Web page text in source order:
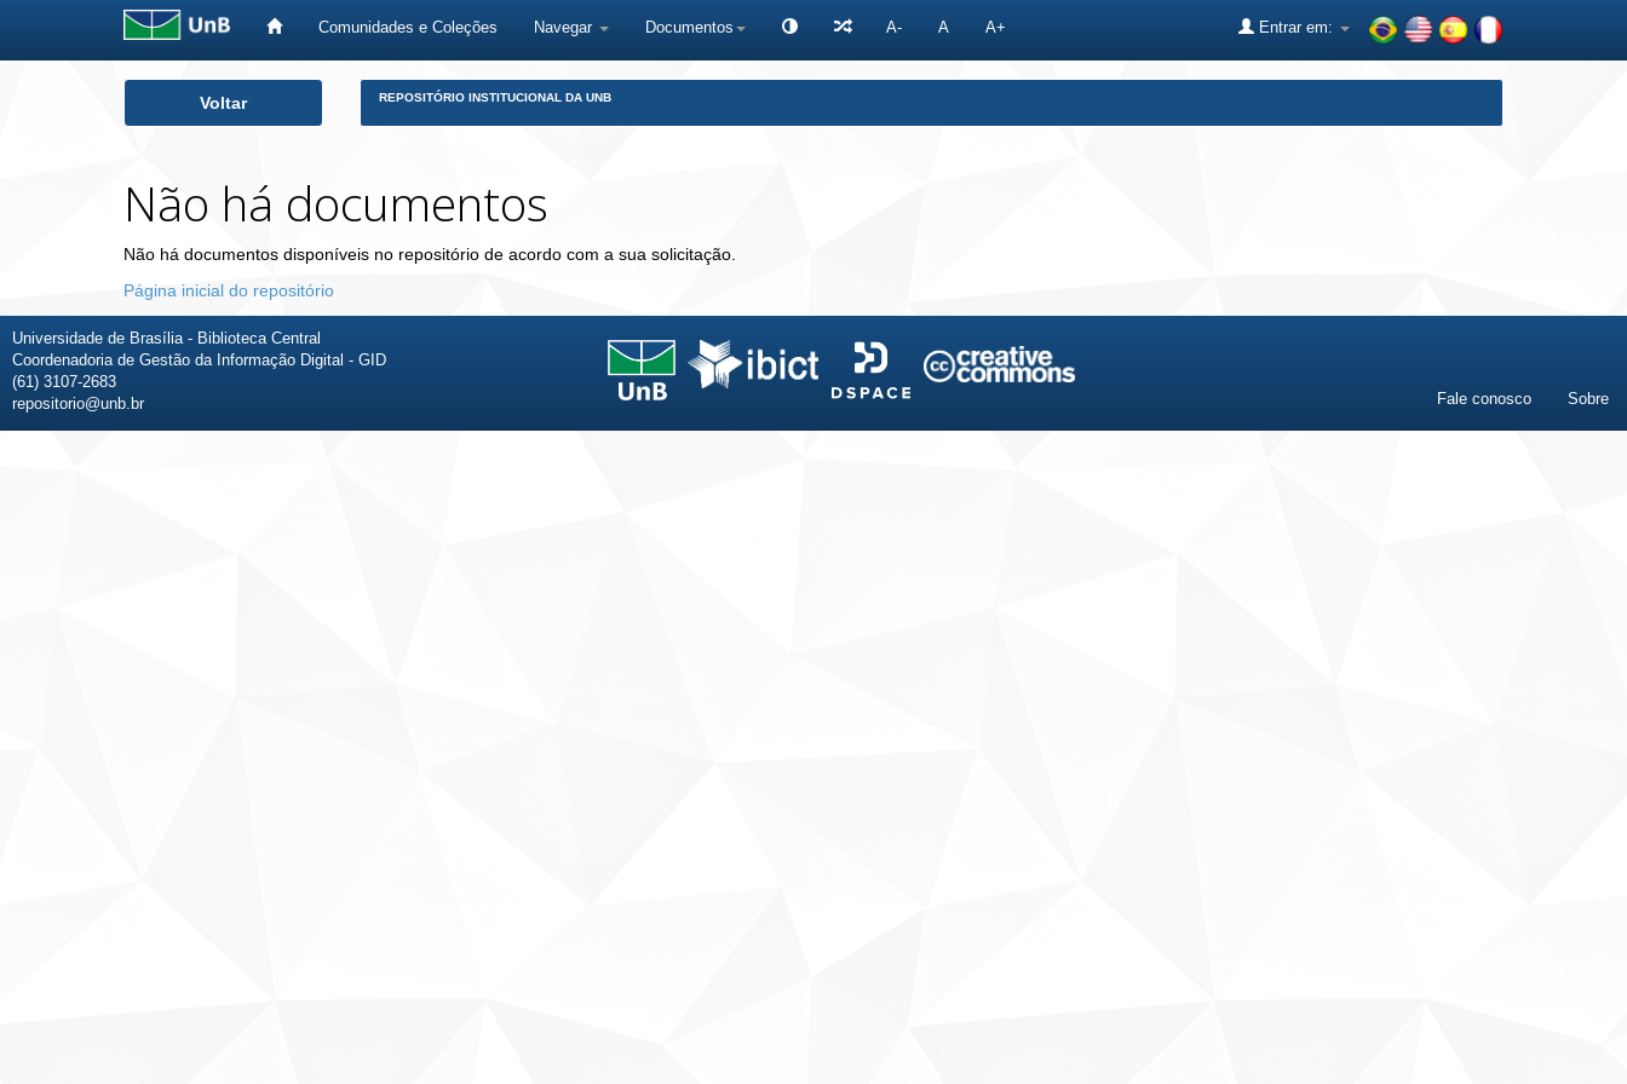
Comunidades e Coleções Navegar Documentos A- A A+ Entrar em:
Voltar REPOSITÓRIO INSTITUCIONAL DA UNB
Não há documentos
Não há documentos disponíveis no repositório de acordo com a sua solicitação.
Página inicial do repositório
Universidade de Brasília - Biblioteca Central
Coordenadoria de Gestão da Informação Digital - GID
(61) 3107-2683
repositorio@unb.br
Fale conosco Sobre